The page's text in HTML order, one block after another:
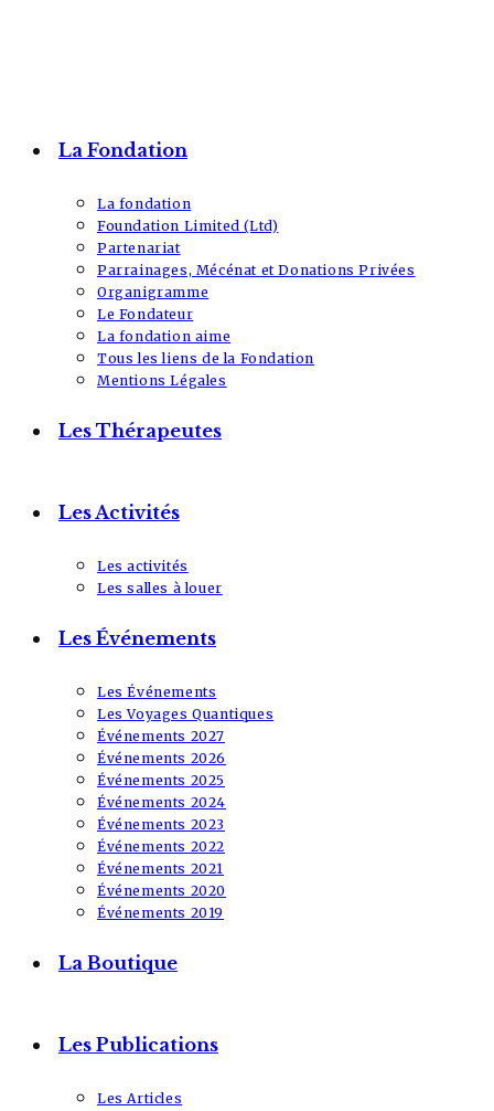
La Fondation
La fondation
Foundation Limited (Ltd)
Partenariat
Parrainages, Mécénat et Donations Privées
Organigramme
Le Fondateur
La fondation aime
Tous les liens de la Fondation
Mentions Légales
Les Thérapeutes
Les Activités
Les activités
Les salles à louer
Les Événements
Les Événements
Les Voyages Quantiques
Événements 2027
Événements 2026
Événements 2025
Événements 2024
Événements 2023
Événements 2022
Événements 2021
Événements 2020
Événements 2019
La Boutique
Les Publications
Les Articles